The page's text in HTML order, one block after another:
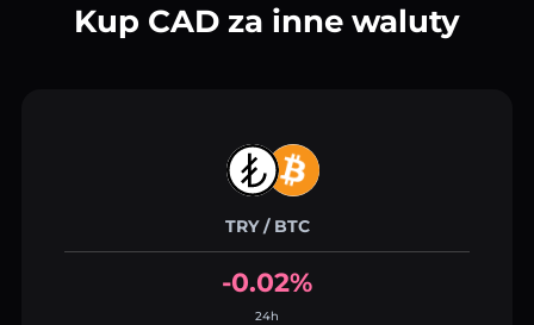
Kup CAD za inne waluty
TRY / BTC
-0.02%
24h